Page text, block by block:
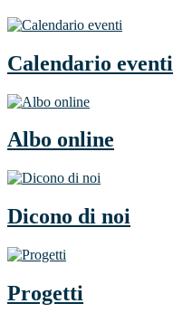
Calendario eventi
Albo online
Dicono di noi
Progetti